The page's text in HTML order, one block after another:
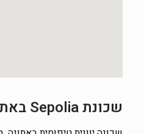
שכונת Sepolia באתונה